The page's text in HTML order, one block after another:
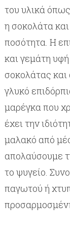
του υλικά
η σοκολάτα
ποσότητα. Η
και γεμάτη
σοκολάτας και
γλυκό
μαρέγκα που
έχει την
μαλακό από
απολαύσουμε
το ψυγείο.
παγωτού ή